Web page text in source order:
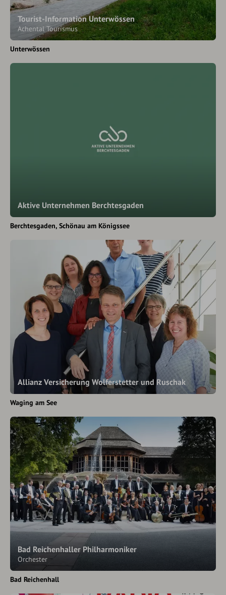
Tourist-Information Unterwössen
Achental Tourismus
Unterwössen
Aktive Unternehmen Berchtesgaden
Berchtesgaden Schönau am Königssee
Allianz Versicherung Wolferstetter und Ruschak
Waging am See
Bad Reichenhaller Philharmoniker
Orchester
Bad Reichenhall